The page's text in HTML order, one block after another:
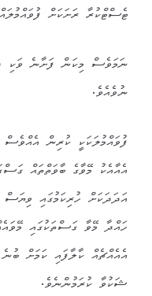
ޓެސްޓްކުރާ ރަށަކަށް
ނަމަވެސް މިކަން ފަށާނެ ވަކި
ނުވެއެވެ.
ފުވައްމުލަކަކީ ކުރިން
އެއާއެކު މޭވާގެ ބާވަތްތައް
އަދަދަކަށް ހުރިކަމުގައި
ހައްދާ މޭވާ ގަސްތަކުގައި
އެއެއްޗެއް ކާލާފައި ކަމަށް
ޝަކުވާ ކުރަމުންނެވެ.